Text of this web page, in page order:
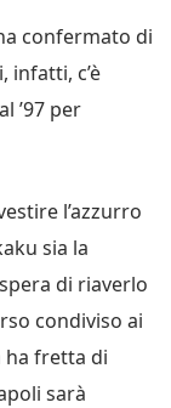
confermato di
infatti, c’è
’97 per
l’azzurro
sia la
di riaverlo
condiviso ai
ha fretta di
sarà